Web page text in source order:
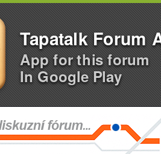
Tapatalk Forum
App for this forum
In Google Play